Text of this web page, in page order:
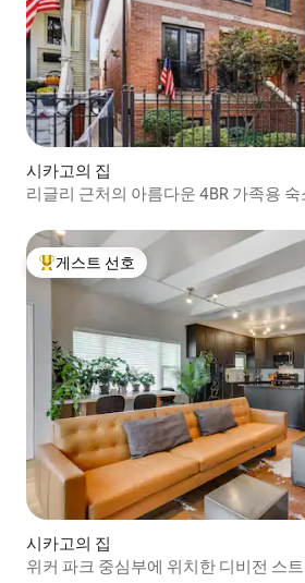
시카고의 집
리글리 근처의 아름다운 4BR 가족용 숙
상위 게스트 선호
게스트 선호
시카고의 집
위커 파크 중심부에 위치한 디비전 스